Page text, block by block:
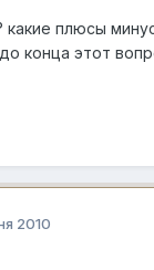
какие плюсы
конца этот
2010